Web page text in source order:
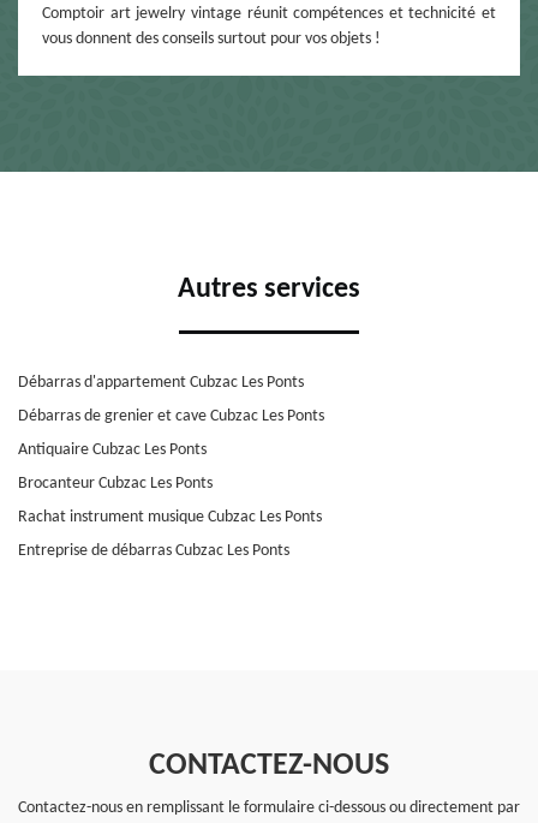
Comptoir art jewelry vintage réunit compétences et technicité et
vous donnent des conseils surtout pour vos objets !
Autres services
Débarras d'appartement Cubzac Les Ponts
Débarras de grenier et cave Cubzac Les Ponts
Antiquaire Cubzac Les Ponts
Brocanteur Cubzac Les Ponts
Rachat instrument musique Cubzac Les Ponts
Entreprise de débarras Cubzac Les Ponts
CONTACTEZ-NOUS
Contactez-nous en remplissant le formulaire ci-dessous ou directement par